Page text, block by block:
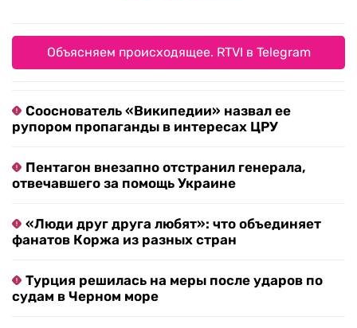
Объясняем происходящее. RTVI в Telegram
Сооснователь «Википедии» назвал ее
рупором пропаганды в интересах ЦРУ
Пентагон внезапно отстранил генерала,
отвечавшего за помощь Украине
«Люди друг друга любят»: что объединяет
фанатов Коржа из разных стран
Турция решилась на меры после ударов по
судам в Черном море